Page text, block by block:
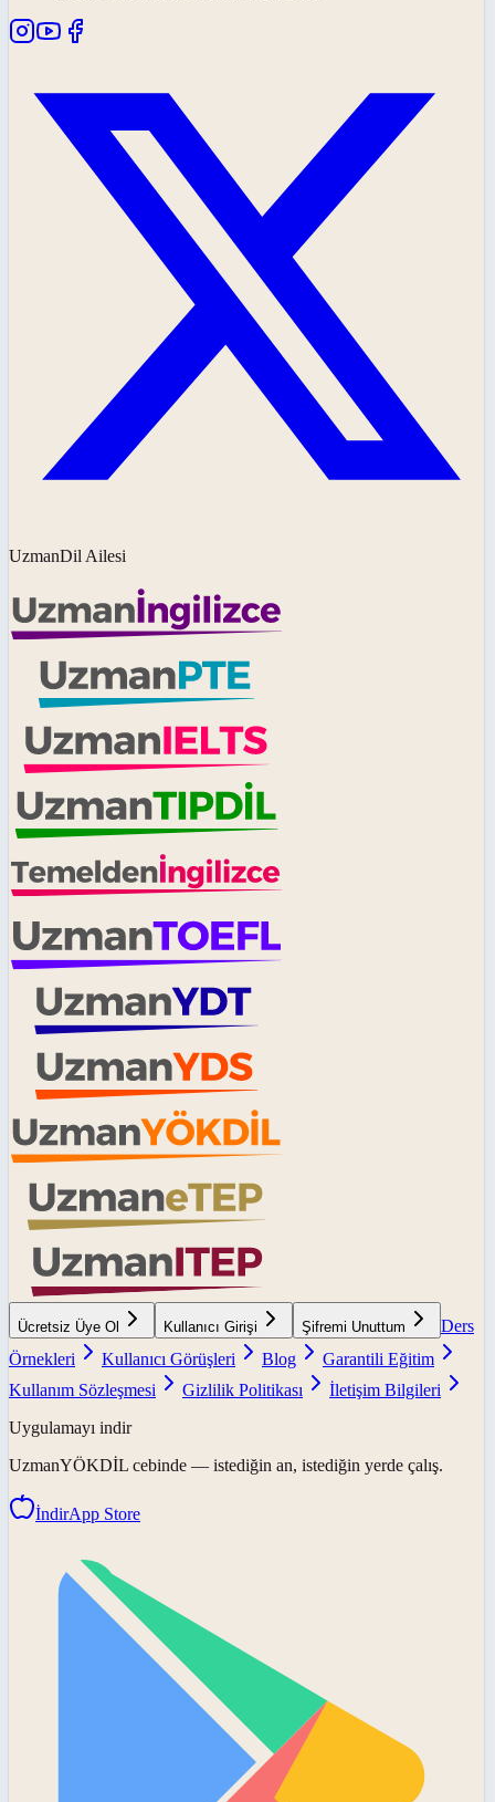
UzmanDil Ailesi
Ücretsiz Üye Ol Kullanıcı Girişi Şifremi Unuttum
Ders
Örnekleri
Kullanıcı Görüşleri Blog
Garantili Eğitim
Kullanım Sözleşmesi
Gizlilik Politikası
İletişim Bilgileri
Uygulamayı indir
UzmanYÖKDİL cebinde — istediğin an, istediğin yerde çalış.
İndirApp Store